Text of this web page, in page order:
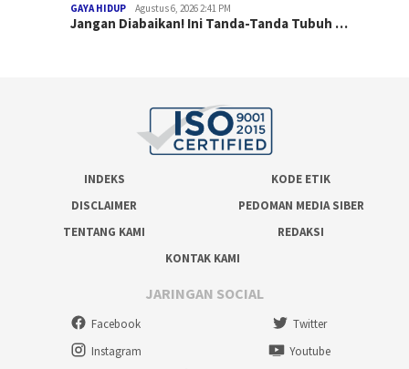
GAYA HIDUP Agustus 6, 2026 2:41 PM
Jangan Diabaikan! Ini Tanda-Tanda Tubuh …
INDEKS
KODE ETIK
DISCLAIMER
PEDOMAN MEDIA SIBER
TENTANG KAMI
REDAKSI
KONTAK KAMI
JARINGAN SOCIAL
Facebook
Twitter
Instagram
Youtube